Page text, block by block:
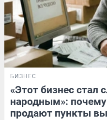
БИЗНЕС
«Этот бизнес стал
народным»:
продают пункты